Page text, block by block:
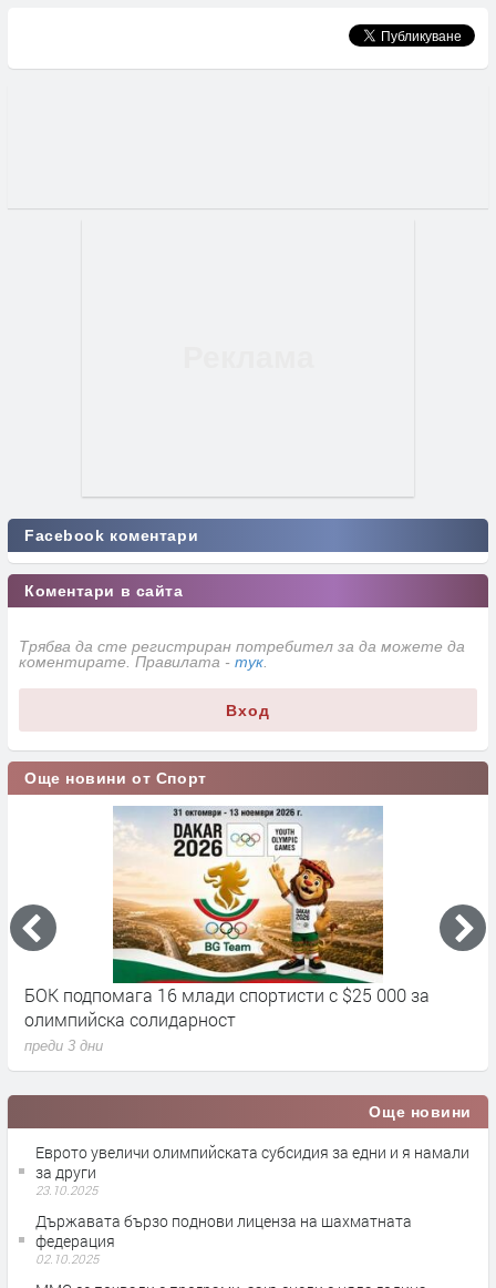
Facebook коментари
Коментари в сайта
Трябва да сте регистриран потребител за да можете да
коментирате. Правилата - тук
Вход
Още новини от Спорт
с $25 000 за Джокович предложи революция в
преди 3 дни
Още новини
Еврото увеличи олимпийската субсидия за едни и я намали
за други
23.10.2025
Държавата бързо поднови лиценза на шахматната
федерация
02.10.2025